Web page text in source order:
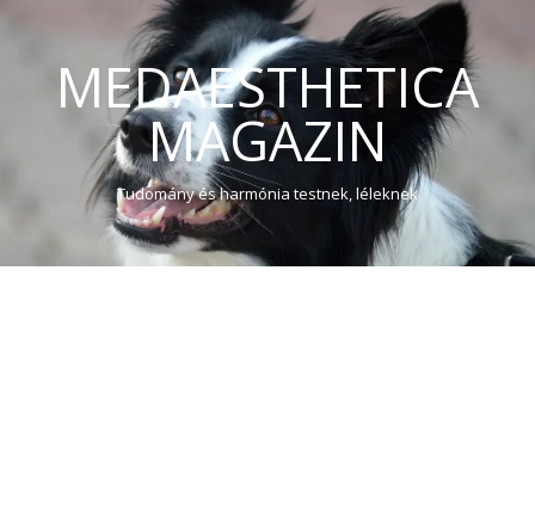
MEDAESTHETICA
MAGAZIN
Tudomány és harmónia testnek, léleknek